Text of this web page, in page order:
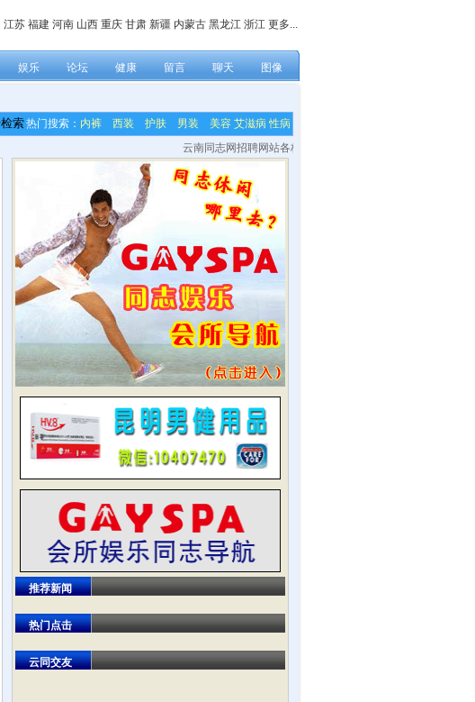
江苏 福建 河南 山西 重庆 甘肃 新疆 内蒙古 黑龙江 浙江 更多...
娱乐 论坛 健康 留言 聊天 图像
热门搜索： 内裤 西装 护肤 男装 美容 艾滋病 性病
云南同志网招聘网站各栏目内容编辑，网站技术及美工等兼
推荐新闻
热门点击
云同交友